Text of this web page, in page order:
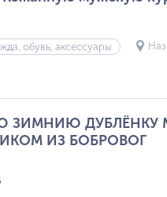
обувь, аксессуары
ЗИМНИЮ ДУБЛЁНКУ
ИЗ БОБРОВОГ